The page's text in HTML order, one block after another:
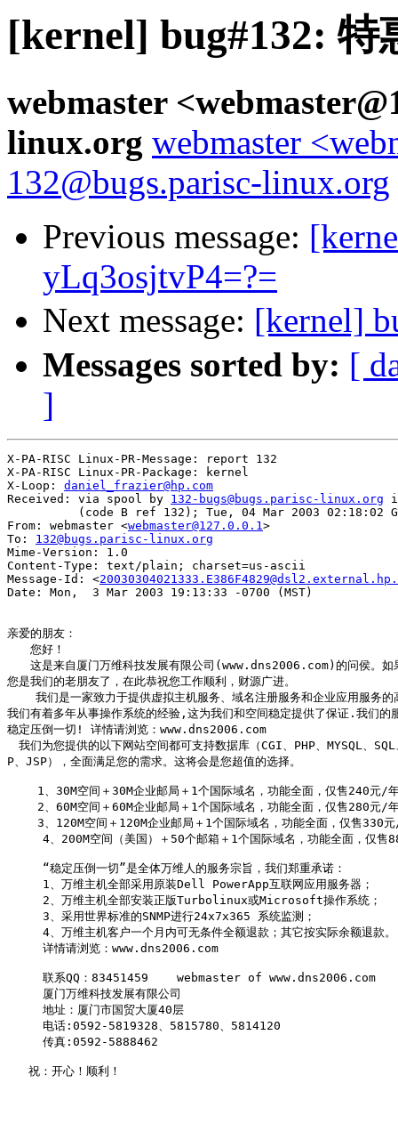
[kernel] bug#132: 特
webmaster
linux.org webmaster
132@bugs.parisc-linux.org
Previous message:
yLq3osjtvP4=?=
Next message: [kernel]
Messages sorted by: [
]
X-PA-RISC Linux-PR-Message: report 132
X-PA-RISC Linux-PR-Package: kernel
X-Loop: daniel_frazier@hp.com
Received: via spool by 132-bugs@bugs.parisc-linux.org
(code B ref 132); Tue, 04 Mar 2003 02:18:02
From: webmaster <webmaster@127.0.0.1>
To: 132@bugs.parisc-linux.org
Mime-Version: 1.0
Content-Type: text/plain; charset=us-ascii
Message-Id: <
Date: Mon,  3 Mar 2003 19:13:33 -0700 (MST)
亲爱的朋友：
您好！
这是来自厦门万维科技发展有限公司(www.dns2006.com)的问侯。如
您是我们的老朋友了，在此恭祝您工作顺利，财源广进。
我们是一家致力于提供虚拟主机服务、域名注册服务和企业应用服务的
我们有着多年从事操作系统的经验,这为我们和空间稳定提供了保证.我们的
稳定压倒一切! 详情请浏览：www.dns2006.com
我们为您提供的以下网站空间都可支持数据库（CGI、PHP、MYSQL、SQL
P、JSP），全面满足您的需求。这将会是您超值的选择。
1、30M空间＋30M企业邮局＋1个国际域名，功能全面，仅售240元/
2、60M空间＋60M企业邮局＋1个国际域名，功能全面，仅售280元/
3、120M空间＋120M企业邮局＋1个国际域名，功能全面，仅售330
4、200M空间（美国）＋50个邮箱＋1个国际域名，功能全面，仅售
     “稳定压倒一切”是全体万维人的服务宗旨，我们郑重承诺：
     1、万维主机全部采用原装Dell PowerApp互联网应用服务器；
     2、万维主机全部安装正版Turbolinux或Microsoft操作系统；
     3、采用世界标准的SNMP进行24x7x365 系统监测；
     4、万维主机客户一个月内可无条件全额退款；其它按实际余额退款。
     详情请浏览：www.dns2006.com
     联系QQ：83451459    webmaster of www.dns2006.com
     厦门万维科技发展有限公司
     地址：厦门市国贸大厦40层
     电话:0592-5819328、5815780、5814120
     传真:0592-5888462
   祝：开心！顺利！